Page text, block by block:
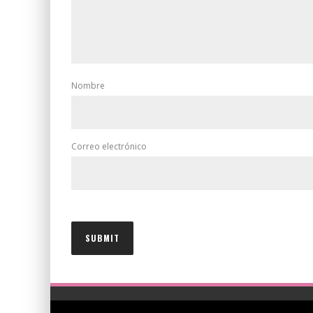
Nombre
Correo electrónico